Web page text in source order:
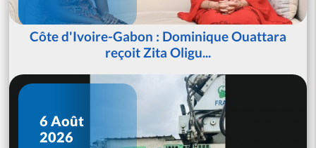
Côte d'Ivoire-Gabon : Dominique Ouattara
reçoit Zita Oligu...
6 Août
2026